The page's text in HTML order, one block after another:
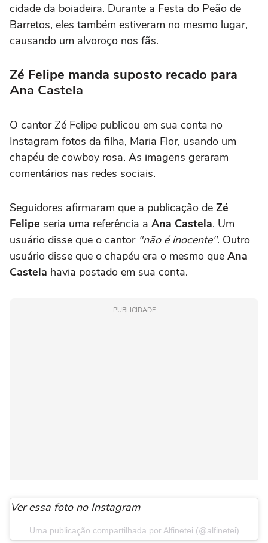
cidade da boiadeira. Durante a Festa do Peão de
Barretos, eles também estiveram no mesmo lugar,
causando um alvoroço nos fãs.
Zé Felipe manda suposto recado para
Ana Castela
O cantor Zé Felipe publicou em sua conta no
Instagram fotos da filha, Maria Flor, usando um
chapéu de cowboy rosa. As imagens geraram
comentários nas redes sociais.
Seguidores afirmaram que a publicação de Zé
Felipe seria uma referência a Ana Castela. Um
usuário disse que o cantor "não é inocente". Outro
usuário disse que o chapéu era o mesmo que Ana
Castela havia postado em sua conta.
PUBLICIDADE
Ver essa foto no Instagram
Uma publicação compartilhada por Alfinetei (@alfinetei)